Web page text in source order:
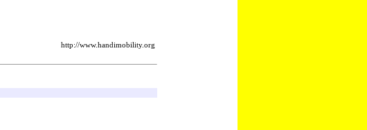
http://www.handimobility.org